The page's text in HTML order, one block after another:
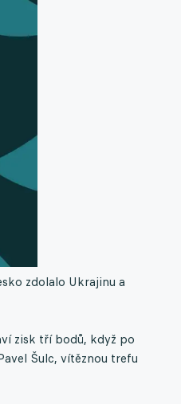
zdolalo Ukrajinu a
zisk tří bodů, když po
Šulc, vítěznou trefu